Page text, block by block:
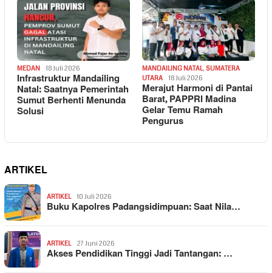
MEDAN 18 Juli 2026
Infrastruktur Mandailing
Natal: Saatnya Pemerintah
Sumut Berhenti Menunda
Solusi
MANDAILING NATAL, SUMATERA
UTARA
18 Juli 2026
Merajut Harmoni di Pantai
Barat, PAPPRI Madina
Gelar Temu Ramah
Pengurus
ARTIKEL
ARTIKEL 10 Juli 2026
Buku Kapolres Padangsidimpuan: Saat Nila…
ARTIKEL 27 Juni 2026
Akses Pendidikan Tinggi Jadi Tantangan: …